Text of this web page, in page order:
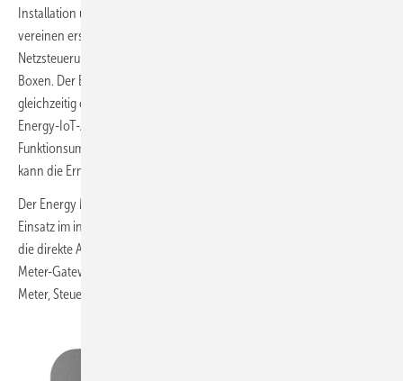
Installation und die umfassende Energieoptimierung vor. Diese
vereinen erstmals zentrale Funktionen für Energiemanagement, die
Netzsteuerung und regulatorische Anforderungen in kompakten
Boxen. Der Energy Manager Rail X Plus ist eine digitale Steuerbox und
gleichzeitig ein Energiemanagementsystem sowie eine integrierte
Energy-IoT-AI. Zudem enthält sie einen App-Store, um den
Funktionsumfang an die Gegebenheiten vor Ort anzupassen, und
kann die Erneuerung der Energieanlage unterstützen.
Der Energy Manager Rail X Plus wiederum wurde speziell für den
Einsatz im intelligenten Messsystem entwickelt. Er ermöglicht erstmals
die direkte Anbindung des Energiemanagementsystems an das Smart-
Meter-Gateway. Die Installation jeweils separater Geräte für Smart
Meter, Steuerbox und Energiemanagement entfällt in Zukunft.